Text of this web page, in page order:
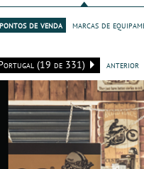
pontos de venda marcas de
Portugal (19 de 331)
anterior